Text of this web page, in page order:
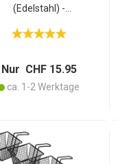
(Edelstahl) -
- Ø5 x 22,5 cm -
Nur CHF 15.95
ca. 1-2 Werktage